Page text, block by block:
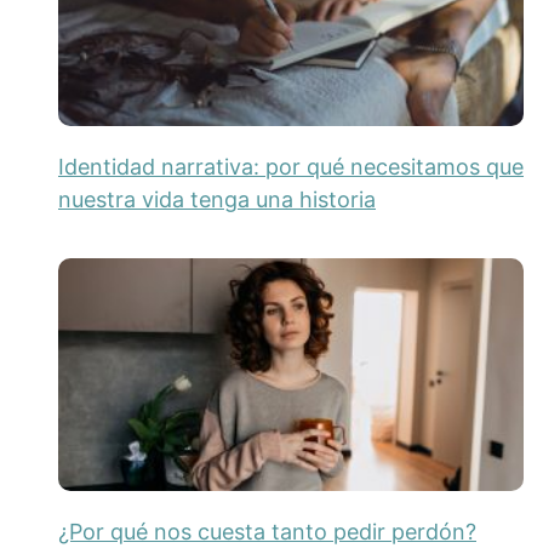
Identidad narrativa: por qué necesitamos que
nuestra vida tenga una historia
¿Por qué nos cuesta tanto pedir perdón?